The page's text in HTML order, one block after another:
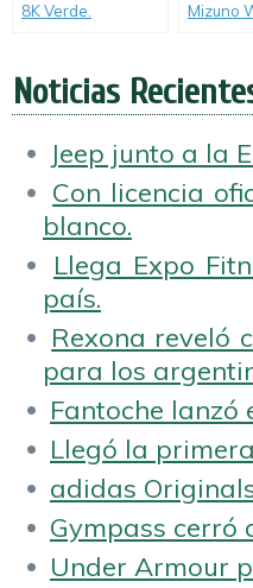
8K Verde.
Mizuno
Noticias
Jeep junto a la
Con licencia
blanco.
Llega Expo
país.
Rexona reveló
para los
Fantoche lanzó
Llegó la
adidas
Gympass cerró
Under Armour